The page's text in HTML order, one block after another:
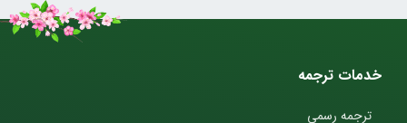
خدمات ترجمه
ترجمه رسمی